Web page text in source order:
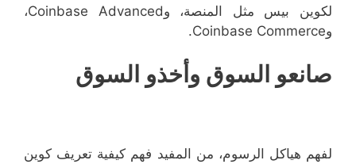
لكوين بيس مثل المنصة، وCoinbase Advanced،
وCoinbase Commerce.
صانعو السوق وأخذو السوق
لفهم هياكل الرسوم، من المفيد فهم كيفية تعريف كوين